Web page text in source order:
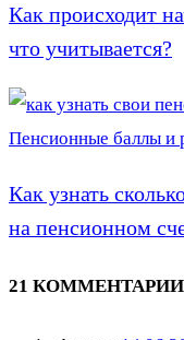
Как происходит
что учитывается?
Пенсионные баллы и
Как узнать
на пенсионном
21 КОММЕНТАРИИ